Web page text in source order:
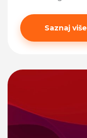
Saznaj više